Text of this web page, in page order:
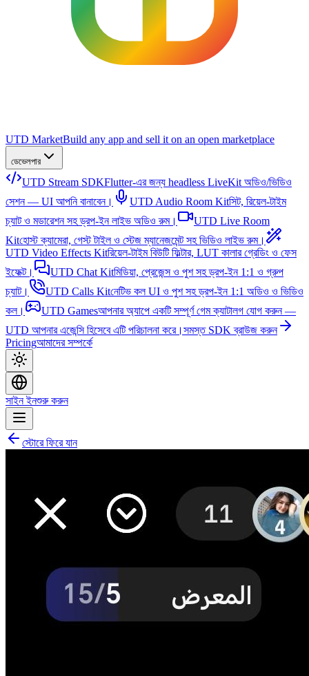
UTD MarketBuild any app and sell it on an open marketplace
ডেভেলপার
UTD Stream SDKFlutter-এর জন্য headless LiveKit অডিও/ভিডিও
সেশন — UI আপনি বানাবেন।
UTD Audio Room Kitসিট, রিয়েল-টাইম
চ্যাট ও মডারেশন সহ ড্রপ-ইন লাইভ অডিও রুম।
UTD Live Room
Kitহোস্ট ক্যামেরা, গেস্ট টাইল ও স্টেজ ম্যানেজমেন্ট সহ ভিডিও লাইভ রুম।
UTD Video Effects Kitরিয়েল-টাইম বিউটি ফিল্টার, LUT কালার গ্রেডিং ও ফেস
ইফেক্ট।
UTD Chat Kitমিডিয়া, প্রেজেন্স ও পুশ সহ ড্রপ-ইন 1:1 ও গ্রুপ
চ্যাট।
UTD Calls Kitনেটিভ কল UI ও পুশ সহ ড্রপ-ইন 1:1 অডিও ও ভিডিও
কল।
UTD Gamesআপনার অ্যাপে একটি সম্পূর্ণ গেম ক্যাটালগ যোগ করুন —
UTD আপনার এজেন্সি হিসেবে এটি পরিচালনা করে। সমস্ত SDK ব্রাউজ করুন
Pricingআমাদের সম্পর্কে
সাইন ইনশুরু করুন
স্টোরে ফিরে যান